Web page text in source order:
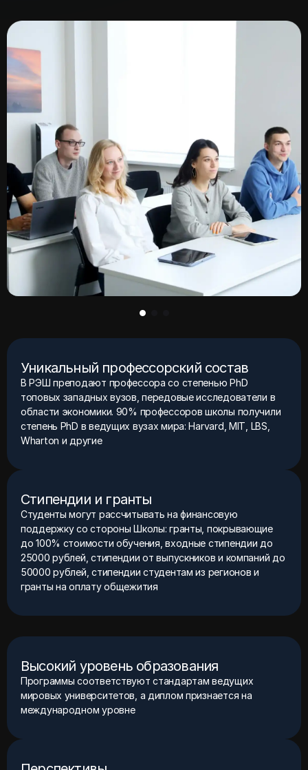
Уникальный профессорский состав
В РЭШ преподают профессора со степенью PhD
топовых западных вузов, передовые исследователи в
области экономики. 90% профессоров школы получили
степень PhD в ведущих вузах мира: Harvard, MIT, LBS,
Wharton и другие
Стипендии и гранты
Студенты могут рассчитывать на финансовую
поддержку со стороны Школы: гранты, покрывающие
до 100% стоимости обучения, входные стипендии до
25000 рублей, стипендии от выпускников и компаний до
50000 рублей, стипендии студентам из регионов и
гранты на оплату общежития
Высокий уровень образования
Программы соответствуют стандартам ведущих
мировых университетов, а диплом признается на
международном уровне